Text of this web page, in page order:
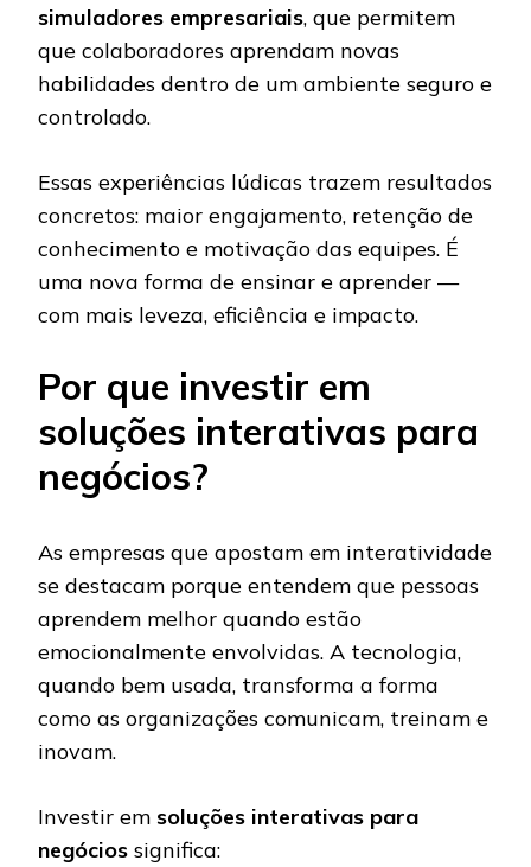
simuladores empresariais, que permitem
que colaboradores aprendam novas
habilidades dentro de um ambiente seguro e
controlado.
Essas experiências lúdicas trazem resultados
concretos: maior engajamento, retenção de
conhecimento e motivação das equipes. É
uma nova forma de ensinar e aprender —
com mais leveza, eficiência e impacto.
Por que investir em
soluções interativas para
negócios?
As empresas que apostam em interatividade
se destacam porque entendem que pessoas
aprendem melhor quando estão
emocionalmente envolvidas. A tecnologia,
quando bem usada, transforma a forma
como as organizações comunicam, treinam e
inovam.
Investir em soluções interativas para
negócios significa: